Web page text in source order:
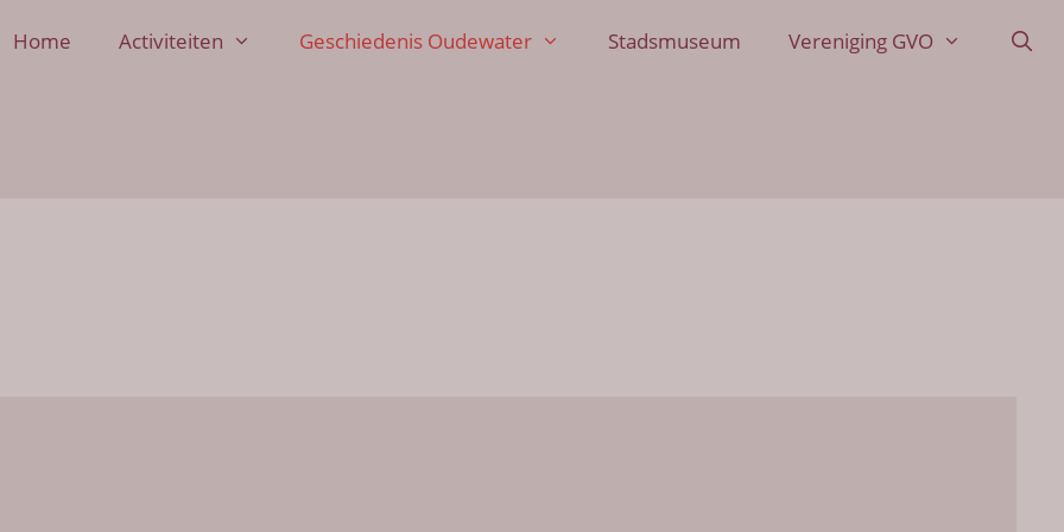
Home Activiteiten Geschiedenis Oudewater Stadsmuseum Vereniging GVO